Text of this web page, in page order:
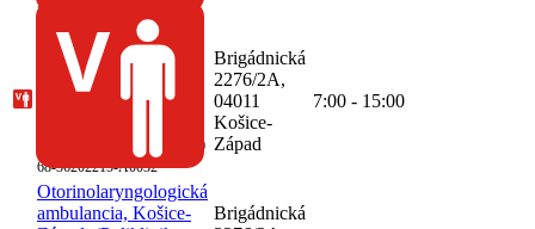
36202215-A0052
Všeobecná
ambulancia pre
dospelých, Košice-
Západ, (Poliklinika
(Všeobecné lekárstvo)
68-36202215-A0032
Brigádnická
2276/2A,
04011
Košice-
Západ
7:00 - 15:00
Otorinolaryngologická
ambulancia, Košice-
Brigádnická